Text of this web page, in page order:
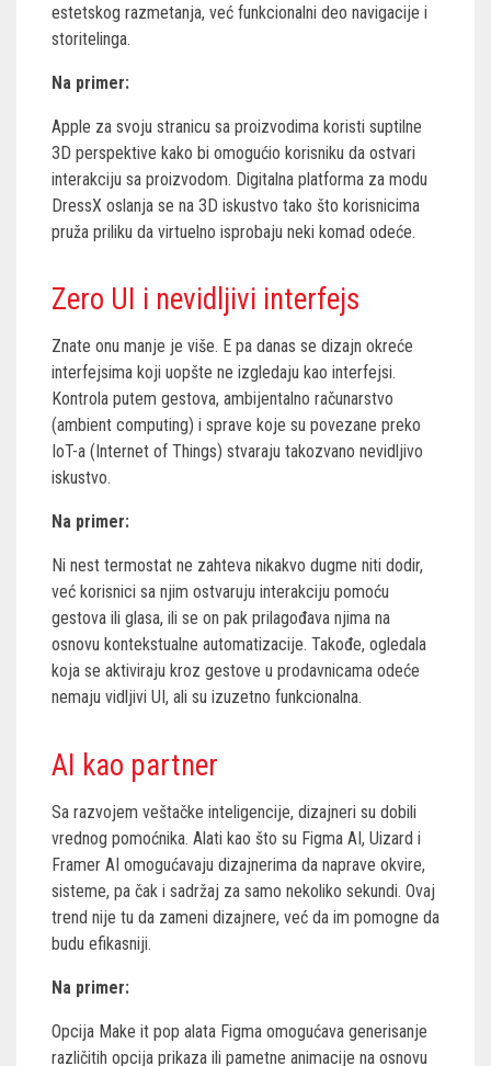
estetskog razmetanja, već funkcionalni deo navigacije i
storitelinga.
Na primer:
Apple za svoju stranicu sa proizvodima koristi suptilne
3D perspektive kako bi omogućio korisniku da ostvari
interakciju sa proizvodom. Digitalna platforma za modu
DressX oslanja se na 3D iskustvo tako što korisnicima
pruža priliku da virtuelno isprobaju neki komad odeće.
Zero UI i nevidljivi interfejs
Znate onu manje je više. E pa danas se dizajn okreće
interfejsima koji uopšte ne izgledaju kao interfejsi.
Kontrola putem gestova, ambijentalno računarstvo
(ambient computing) i sprave koje su povezane preko
IoT-a (Internet of Things) stvaraju takozvano nevidljivo
iskustvo.
Na primer:
Ni nest termostat ne zahteva nikakvo dugme niti dodir,
već korisnici sa njim ostvaruju interakciju pomoću
gestova ili glasa, ili se on pak prilagođava njima na
osnovu kontekstualne automatizacije. Takođe, ogledala
koja se aktiviraju kroz gestove u prodavnicama odeće
nemaju vidljivi UI, ali su izuzetno funkcionalna.
AI kao partner
Sa razvojem veštačke inteligencije, dizajneri su dobili
vrednog pomoćnika. Alati kao što su Figma AI, Uizard i
Framer AI omogućavaju dizajnerima da naprave okvire,
sisteme, pa čak i sadržaj za samo nekoliko sekundi. Ovaj
trend nije tu da zameni dizajnere, već da im pomogne da
budu efikasniji.
Na primer:
Opcija Make it pop alata Figma omogućava generisanje
različitih opcija prikaza ili pametne animacije na osnovu